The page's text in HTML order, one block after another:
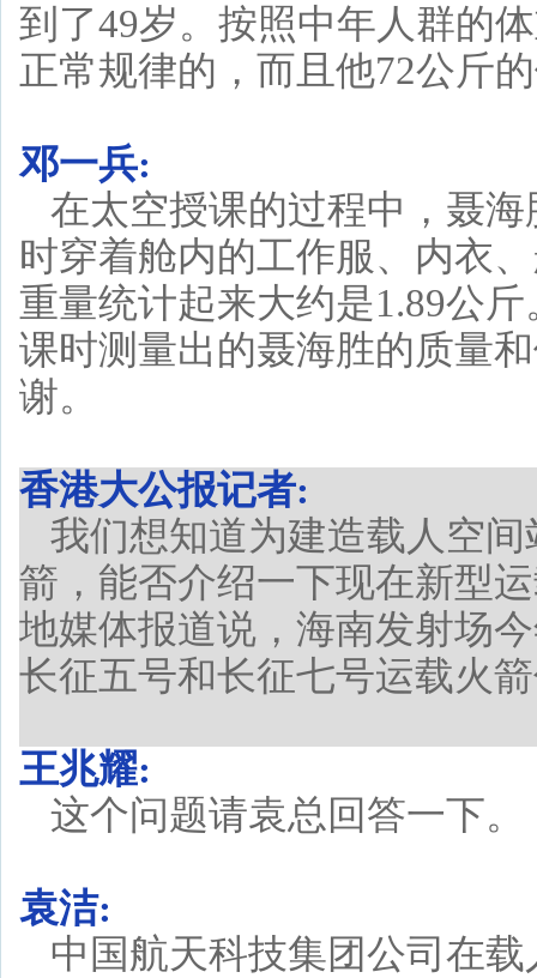
到了49岁。按照中年人群的
正常规律的，而且他72公斤
邓一兵:
在太空授课的过程中，聂
时穿着舱内的工作服、内衣
重量统计起来大约是1.89公
课时测量出的聂海胜的质量
谢。
香港大公报记者:
我们想知道为建造载人空
箭，能否介绍一下现在新型
地媒体报道说，海南发射场
长征五号和长征七号运载火
王兆耀:
这个问题请袁总回答一下。
袁洁:
中国航天科技集团公司在